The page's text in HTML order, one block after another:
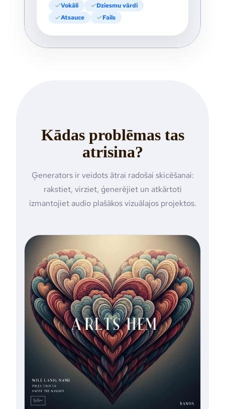
Vokāli
Dziesmu vārdi
Atsauce
Fails
Kādas problēmas tas
atrisina?
Ģenerators ir veidots ātrai radošai skicēšanai:
rakstiet, virziet, ģenerējiet un atkārtoti
izmantojiet audio plašākos vizuālajos projektos.